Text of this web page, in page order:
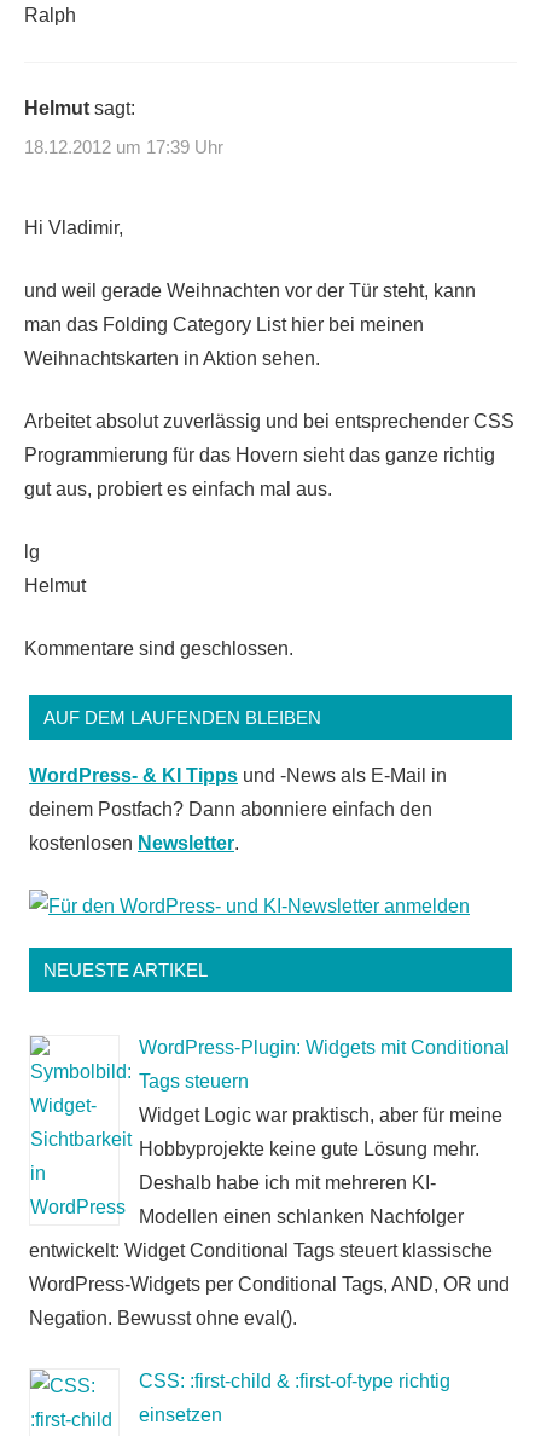
Ralph
Helmut sagt:
18.12.2012 um 17:39 Uhr
Hi Vladimir,
und weil gerade Weihnachten vor der Tür steht, kann
man das Folding Category List hier bei meinen
Weihnachtskarten in Aktion sehen.
Arbeitet absolut zuverlässig und bei entsprechender CSS
Programmierung für das Hovern sieht das ganze richtig
gut aus, probiert es einfach mal aus.
lg
Helmut
Kommentare sind geschlossen.
AUF DEM LAUFENDEN BLEIBEN
WordPress- & KI Tipps und -News als E-Mail in
deinem Postfach? Dann abonniere einfach den
kostenlosen Newsletter.
NEUESTE ARTIKEL
WordPress-Plugin: Widgets mit Conditional
Tags steuern
Widget Logic war praktisch, aber für meine
Hobbyprojekte keine gute Lösung mehr.
Deshalb habe ich mit mehreren KI-
Modellen einen schlanken Nachfolger
entwickelt: Widget Conditional Tags steuert klassische
WordPress-Widgets per Conditional Tags, AND, OR und
Negation. Bewusst ohne eval().
CSS: :first-child & :first-of-type richtig
einsetzen